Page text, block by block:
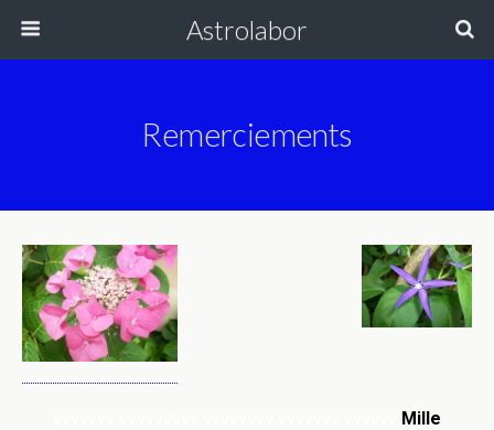
Astrolabor
Remerciements
Mille